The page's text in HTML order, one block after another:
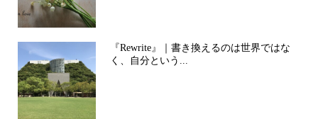
『Rewrite』｜書き換えるのは世界ではな
く、自分という...